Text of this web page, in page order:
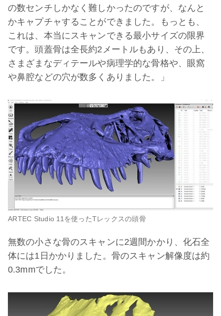
の数センチしかなく難しかったのですが、なんと
かキャプチャすることができました。もっとも、
これは、本当にスキャンできる最小サイズの限界
です。頭蓋骨は全長約2メートルもあり、その上、
さまざまなディテールや病理学的な骨格や、眼窩
や鼻腔などの穴が数多くありました。」
ARTEC Studio 11を使ったTレックスの頭骨
無数の小さな骨のスキャンに2週間かかり、化石全
体には1日かかりました。骨のスキャン解像度は約
0.3mmでした。